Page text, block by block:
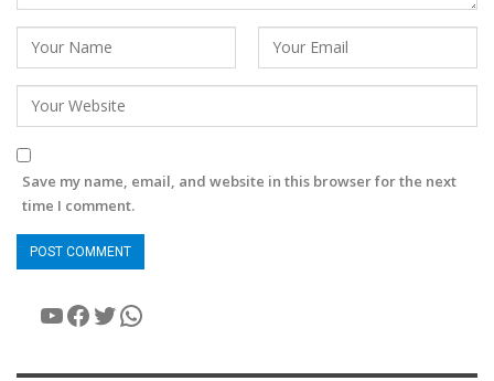
Save my name, email, and website in this browser for the next
time I comment.
YouTube
Facebook
Twitter
WhatsApp